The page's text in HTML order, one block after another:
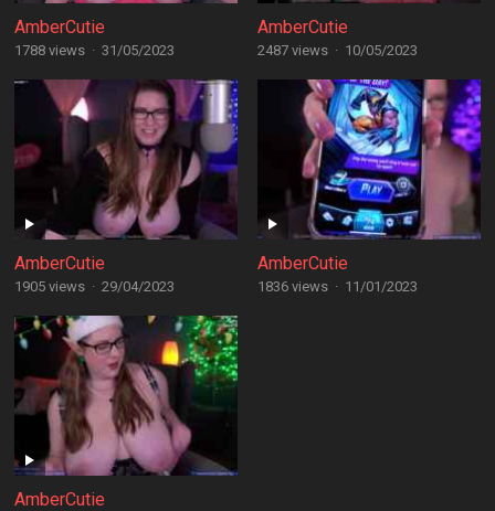
AmberCutie
1788 views · 31/05/2023
AmberCutie
2487 views · 10/05/2023
AmberCutie
1905 views · 29/04/2023
AmberCutie
1836 views · 11/01/2023
AmberCutie